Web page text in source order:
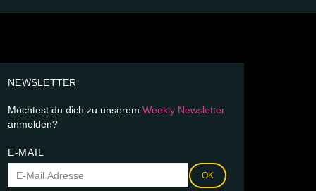
NEWSLETTER
Möchtest du dich zu unserem Weekly Newsletter
anmelden?
E-MAIL
OK